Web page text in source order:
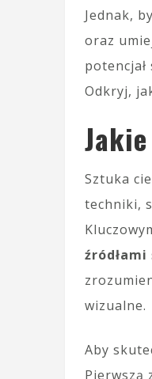
Jednak,
oraz
Odkryj,
Sztuka
techniki,
źródłami
wizualne.
Aby
Pierwszą